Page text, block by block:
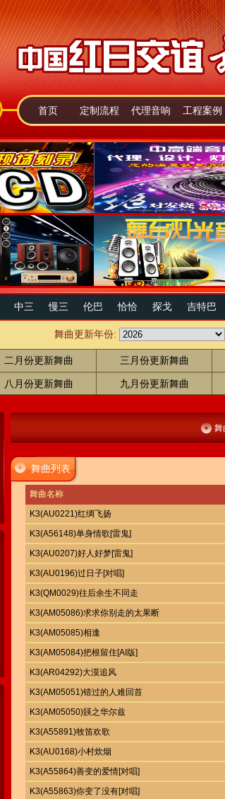
首页 定制流程 代理音响 工程案例
中三 慢三 伦巴 恰恰 探戈 吉特巴
舞曲更新年份:
二月份更新舞曲 三月份更新舞曲
八月份更新舞曲 九月份更新舞曲
舞
舞曲列表
舞曲名称
K3(AU0221)红绸飞扬
K3(A56148)单身情歌[雷鬼]
K3(AU0207)好人好梦[雷鬼]
K3(AU0196)过日子[对唱]
K3(QM0029)往后余生不同走
K3(AM05086)求求你别走的太果断
K3(AM05085)相逢
K3(AM05084)把根留住[AI版]
K3(AR04292)大漠追风
K3(AM05051)错过的人难回首
K3(AM05050)韺之华尔兹
K3(A55891)牧笛欢歌
K3(AU0168)小村炊烟
K3(A55864)善变的爱情[对唱]
K3(A55863)你变了没有[对唱]